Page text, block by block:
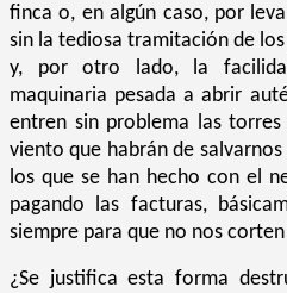
finca o, en algún caso, por
sin la tediosa tramitación de
y, por otro lado, la
maquinaria pesada a abrir
entren sin problema las
viento que habrán de
los que se han hecho con el
pagando las facturas,
siempre para que no nos
¿Se justifica esta forma